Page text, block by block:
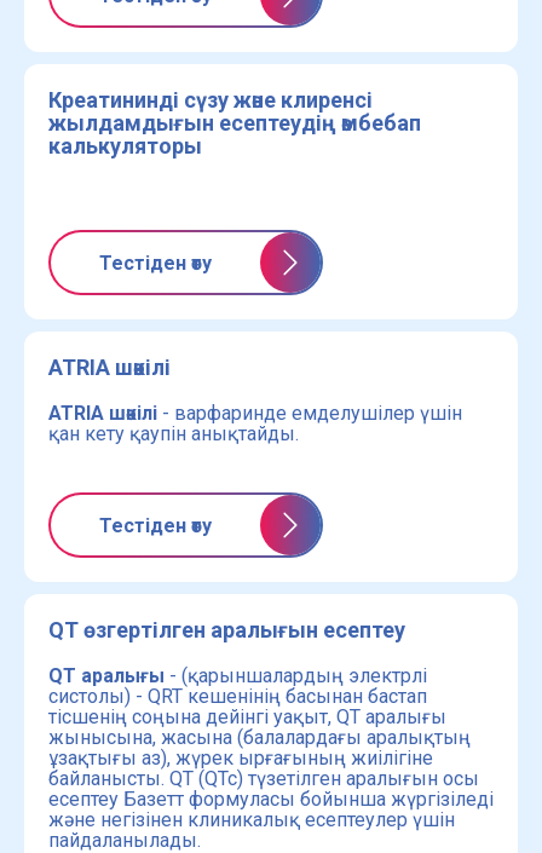
Креатининді сүзу және клиренсі
жылдамдығын есептеудің әмбебап
калькуляторы
Тестіден өту
ATRIA шәкілі
ATRIA шәкілі - варфаринде емделушілер үшін
қан кету қаупін анықтайды.
Тестіден өту
QT өзгертілген аралығын есептеу
QT аралығы - (қарыншалардың электрлі
систолы) - QRT кешенінің басынан бастап
тісшенің соңына дейінгі уақыт, QT аралығы
жынысына, жасына (балалардағы аралықтың
ұзақтығы аз), жүрек ырғағының жиілігіне
байланысты. QT (QTc) түзетілген аралығын осы
есептеу Базетт формуласы бойынша жүргізіледі
және негізінен клиникалық есептеулер үшін
пайдаланылады.